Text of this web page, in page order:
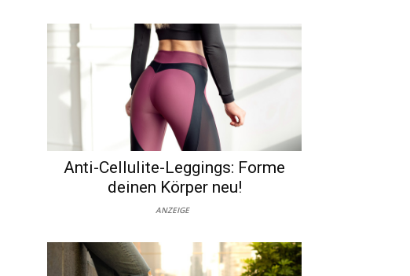
Anti-Cellulite-Leggings: Forme
deinen Körper neu!
ANZEIGE